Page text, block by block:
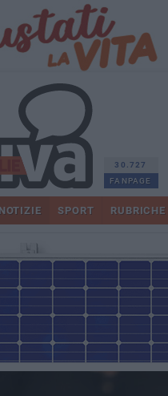
30.727
FANPAGE
NOTIZIE SPORT RUBRICHE